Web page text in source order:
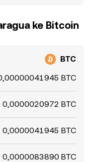
ke Bitcoin
BTC
BTC
0,0000020972 BTC
0,0000041945 BTC
0,0000083890 BTC